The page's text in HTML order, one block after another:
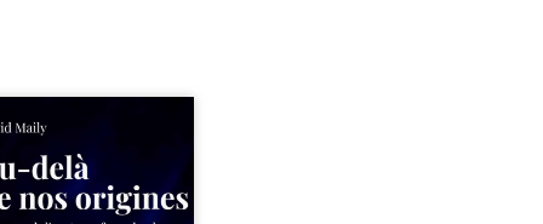
un milieu populaire où
tenaient lieu de
David a choisi la
Très tôt, l’école et les